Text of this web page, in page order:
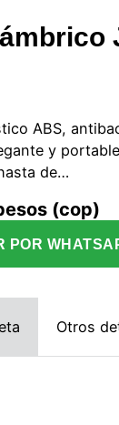
ABS,
y
de…
(cop)
POR
Otros